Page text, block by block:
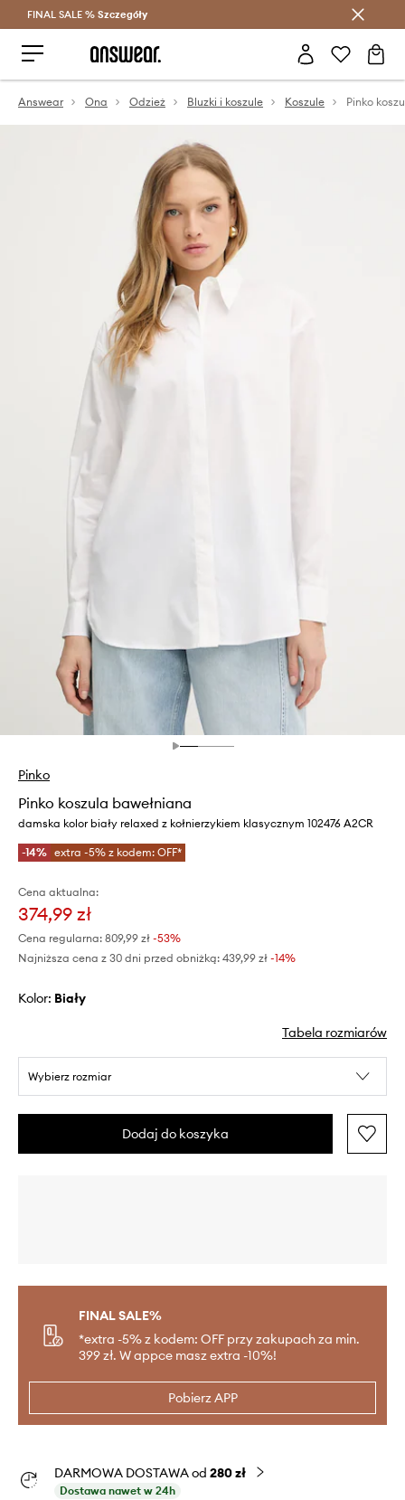
Oszczędzaj z Answear Club >
FINAL SALE % Szczegóły
Answear Ona Odzież Bluzki i koszule Koszule Pinko
Pinko
Pinko koszula bawełniana
damska kolor biały relaxed z kołnierzykiem klasycznym 102476 A2CR
-14% extra -5% z kodem: OFF*
Cena aktualna:
374,99 zł
Cena regularna: 809,99 zł -53%
Najniższa cena z 30 dni przed obniżką: 439,99 zł -14%
Kolor: biały
Tabela rozmiarów
Wybierz rozmiar
Dodaj do koszyka
FINAL SALE%
*extra -5% z kodem: OFF przy zakupach za min.
399 zł. W appce masz extra -10%!
Pobierz APP
DARMOWA DOSTAWA od 280 zł
Dostawa nawet w 24h